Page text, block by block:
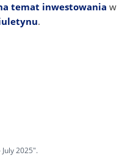
temat inwestowania w
.
2025".